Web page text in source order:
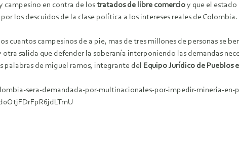
campesino en contra de lostratados de libre comercioy que el estado
los descuidos de la clase política a los intereses reales de Colombia.
cuantos campesinos de a pie, mas de tres millones de personas se
salida que defender la soberanía interponiendo las demandas
palabras de miguel ramos, integrante del Equipo Jurídico de Pueblos
sera-demandada-por-multinacionales-por-impedir-mineria-en-